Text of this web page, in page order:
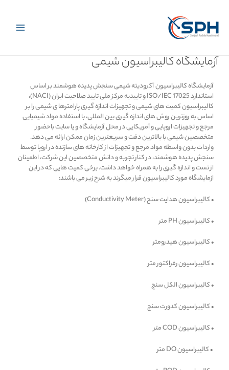
محتوا
Menu
آزمایشگاه کالیبراسیون شیمی
آزمایشگاه کالیبراسیون آکرودیته شیمی سنجش پدیده هوشمند بر اساس
استاندارد ISO/IEC 17025 و تاییدیه مرکز ملی تایید صلاحیت ایران (NACI)،
کالیبراسیون کمیت های شیمی و تجهیزات اندازه گیری پارامترها ی شیمی را بر
اساس به روزترین روش های اندازه گیری بین المللی، با استفاده مواد شیمیایی
مرجع و تجهیزات اروپایی و آمریکایی در محل آزمایشگاه و یا سایت باحضور
متخصصین شیمی با بالاترین دقت و سریعترین زمان ممکن ارائه می دهد.
واردات بدون واسطه مواد مرجع و تجهیزات از کارخانه های سازنده در اروپا توسط
سنجش پدیده هوشمند، در کنار تجربه و دانش متخصصین این شرکت، اطمینان
از تست و اندازه گیری را به همراه خواهد داشت. برخی کمیت هایی که در این
ازمایشگاه مورد کالیبراسیون قرار میگرند به شرح زیر می باشند:
• کالیبراسیون هدایت سنج (Conductivity Meter)
• کالیبراسیون PH متر
• کالیبراسیون هیدرومتر
• کالیبراسیون رفراکتور متر
• کالیبراسیون الکل سنج
• کالیبراسیون کدورت سنج
• کالیبراسیون COD متر
• کالیبراسیون DO متر